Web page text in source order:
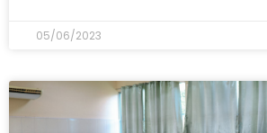
05/06/2023